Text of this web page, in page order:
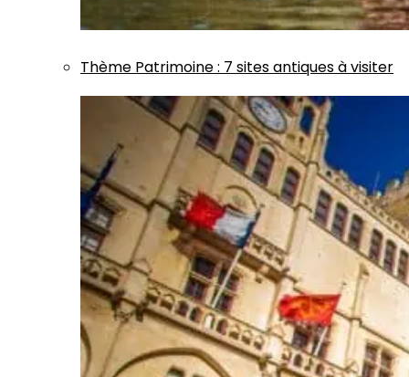
Thème Patrimoine: 7 sites antiques à visiter